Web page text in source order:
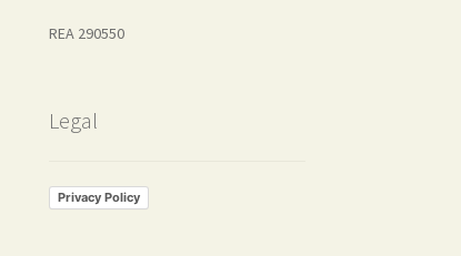
REA 290550
Legal
Privacy Policy